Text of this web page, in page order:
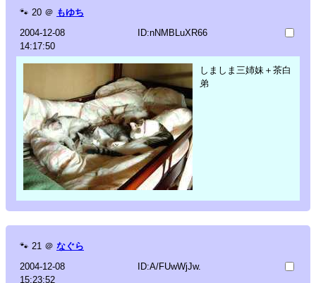
🐾 20 ＠ もゆち
2004-12-08
14:17:50
ID:nNMBLuXR66
しましま三姉妹＋茶白
弟
🐾 21 ＠ なぐら
2004-12-08
15:23:52
ID:A/FUwWjJw.